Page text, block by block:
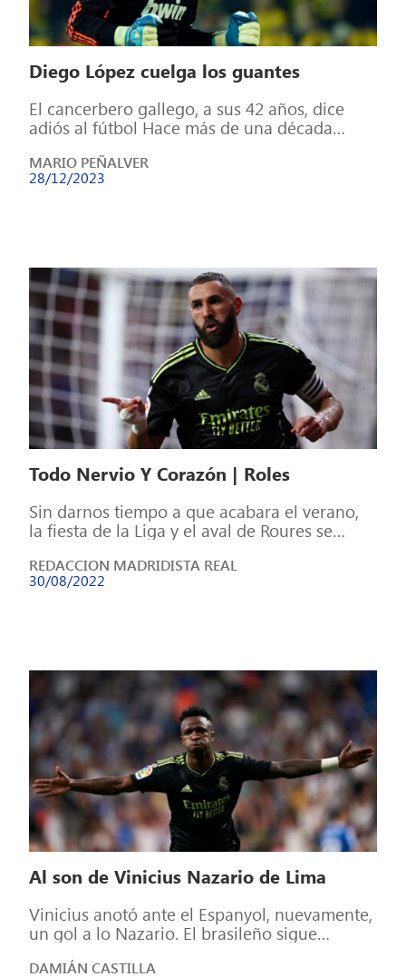
Diego López cuelga los guantes
El cancerbero gallego, a sus 42 años, dice
adiós al fútbol Hace más de una década
MARIO PEÑALVER
28/12/2023
Todo Nervio Y Corazón | Roles
Sin darnos tiempo a que acabara el verano,
la fiesta de la Liga y el aval de Roures se
REDACCION MADRIDISTA REAL
30/08/2022
Al son de Vinicius Nazario de Lima
Vinicius anotó ante el Espanyol, nuevamente,
un gol a lo Nazario. El brasileño sigue
[…]
DAMIÁN CASTILLA